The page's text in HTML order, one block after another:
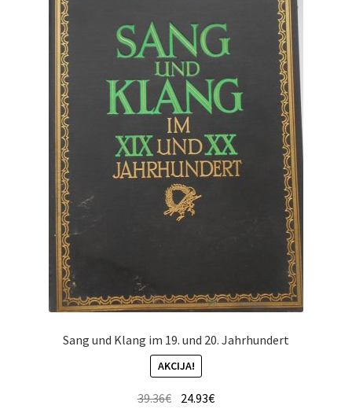
Sang und Klang im 19. und 20. Jahrhundert
AKCIJA!
39.36€ 24.93€